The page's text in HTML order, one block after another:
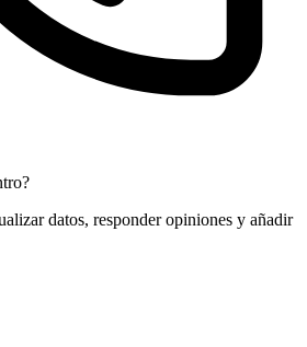
datos, responder opiniones y añadir